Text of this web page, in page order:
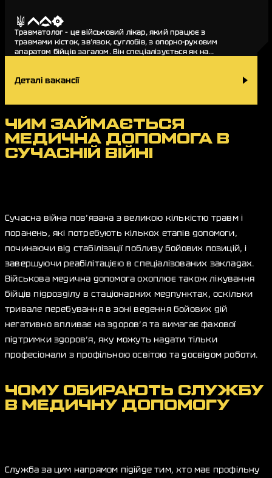
Травматолог – це військовий лікар, який працює з
травмами кісток, зв’язок, суглобів, з опорно-руховим
апаратом бійців загалом. Він спеціалізується як на
Деталі вакансії
ЧИМ ЗАЙМАЄТЬСЯ
МЕДИЧНА ДОПОМОГА В
СУЧАСНІЙ ВІЙНІ
Сучасна війна пов’язана з великою кількістю травм і
поранень, які потребують кількох етапів допомоги,
починаючи від стабілізації поблизу бойових позицій, і
завершуючи реабілітацією в спеціалізованих закладах.
Військова медична допомога охоплює також лікування
бійців підрозділу в стаціонарних медпунктах, оскільки
тривале перебування в зоні ведення бойових дій
негативно впливає на здоров’я та вимагає фахової
підтримки здоров’я, яку можуть надати тільки
професіонали з профільною освітою та досвідом роботи.
ЧОМУ ОБИРАЮТЬ СЛУЖБУ
В МЕДИЧНУ ДОПОМОГУ
Служба за цим напрямом підійде тим, хто має профільну